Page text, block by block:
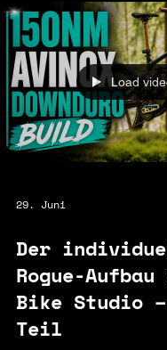
erfährst du, für
wirklich gemacht
Änderungen ich an
Bike vorgenommen
Punkte ich nach
Praxistests
Velduro Rogue
leistungsfähigsten
Load
29. Juni
Der
Rogue-
Bike Studio
Teil